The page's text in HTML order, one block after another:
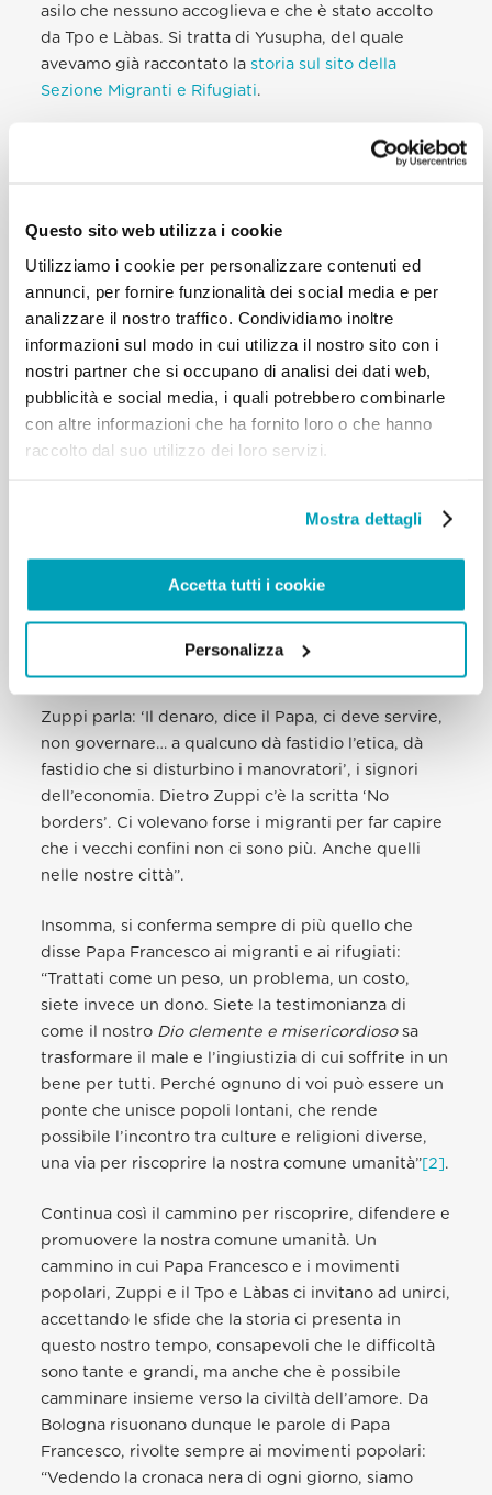
Questo sito web utilizza i cookie
Utilizziamo i cookie per personalizzare contenuti ed
annunci, per fornire funzionalità dei social media e per
analizzare il nostro traffico. Condividiamo inoltre
informazioni sul modo in cui utilizza il nostro sito con i
nostri partner che si occupano di analisi dei dati web,
pubblicità e social media, i quali potrebbero combinarle
con altre informazioni che ha fornito loro o che hanno
raccolto dal suo utilizzo dei loro servizi.
Mostra dettagli
Accetta tutti i cookie
Personalizza
asilo che nessuno accoglieva e che è stato accolto
da Tpo e Làbas. Si tratta di Yusupha, del quale
avevamo già raccontato lastoria sul sito della
Sezione Migranti e Rifugiati.
Il merito della costruzione di questo ponte tra
Chiesa e centri sociali è dunque proprio di Yusupha.
storico esponente del Tpo, in apertura della serata,
hanno dato un forte risalto all’evento.Il Fatto
Quotidiano, ad esempio, ha scritto: “L’occasione è
stata il libro di Francesco sui Movimenti Popolari.
Ma il merito vero è di Yusupha, un ragazzo
gambiano in cerca di accoglienza. Era finito a
dormire sulle panchine della stazione di Bologna.
La Curia non riusciva a trovargli sistemazione. Lo
hanno ospitato i centri sociali. ‘Ci ha colpito –
Accade al Tpo di Bologna. Come era avvenuto a
Roma dove le tute bianche, i disobbedienti dei
centri sociali, avevano scritto a Francesco. E
avevano ottenuto la risposta che da altri non
Zuppi parla: ‘Il denaro, dice il Papa, ci deve servire,
non governare… a qualcuno dà fastidio l’etica, dà
fastidio che si disturbino i manovratori’, i signori
dell’economia. Dietro Zuppi c’è la scritta ‘No
borders’. Ci volevano forse i migranti per far capire
che i vecchi confini non ci sono più. Anche quelli
nelle nostre città”.
Insomma, si conferma sempre di più quello che
disse Papa Francesco ai migranti e ai rifugiati:
“Trattati come un peso, un problema, un costo,
siete invece un dono. Siete la testimonianza di
come il nostro Dio clemente e misericordiososa
trasformare il male e l’ingiustizia di cui soffrite in un
bene per tutti. Perché ognuno di voi può essere un
ponte che unisce popoli lontani, che rende
possibile l’incontro tra culture e religioni diverse,
una via per riscoprire la nostra comune umanità”[2] .
Continua così il cammino per riscoprire, difendere e
promuovere la nostra comune umanità. Un
cammino in cui Papa Francesco e i movimenti
popolari, Zuppi e il Tpo e Làbas ci invitano ad unirci,
accettando le sfide che la storia ci presenta in
questo nostro tempo, consapevoli che le difficoltà
sono tante e grandi, ma anche che è possibile
camminare insieme verso la civiltà dell’amore. Da
Bologna risuonano dunque le parole di Papa
Francesco, rivolte sempre ai movimenti popolari:
“Vedendo la cronaca nera di ogni giorno, siamo